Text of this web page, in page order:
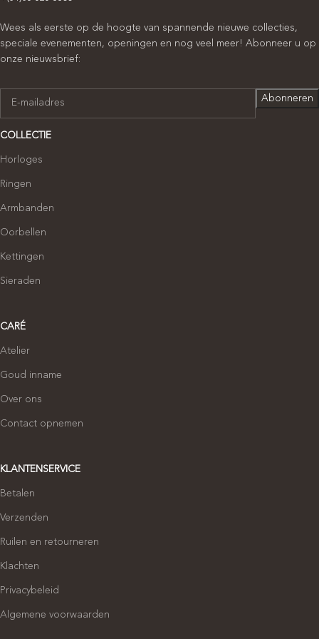
Wees als eerste op de hoogte van spannende nieuwe collecties,
speciale evenementen, openingen en nog veel meer! Abonneer u op
onze nieuwsbrief:
COLLECTIE
Horloges
Ringen
Armbanden
Oorbellen
Kettingen
Sieraden
CARÉ
Atelier
Goud inname
Over ons
Contact opnemen
KLANTENSERVICE
Betalen
Verzenden
Ruilen en retourneren
Klachten
Privacybeleid
Algemene voorwaarden